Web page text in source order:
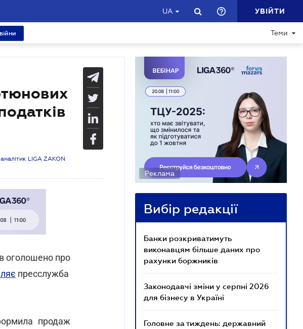
UA УВІЙТИ
Теми
LIGA ZAKON
оголошено про
пресслужба
продаж
Реклама
Вибір редакції
Банки розкриватимуть
виконавцям більше даних про
рахунки боржників
Законодавчі зміни у серпні 2026
для бізнесу в Україні
Головне за тиждень: державний